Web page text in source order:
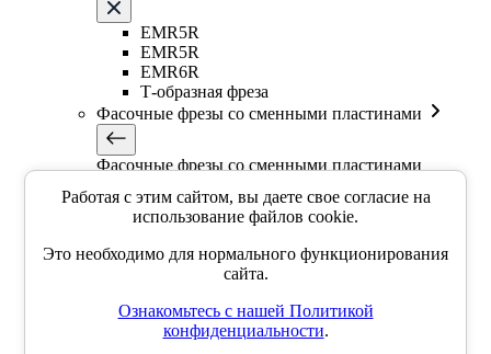
EMR5R
EMR5R
EMR6R
Т-образная фреза
Фасочные фрезы со сменными пластинами
Фасочные фрезы со сменными пластинами
SSK
SSY
Дисковые фрезы со сменными пластинами
Работая с этим сайтом, вы даете свое согласие на
использование файлов cookie.
Это необходимо для нормального функционирования
сайта.
Ознакомьтесь с нашей Политикой
конфиденциальности.